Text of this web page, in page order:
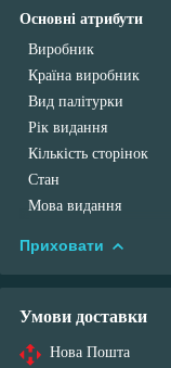
Основні атрибути
Виробник
Країна виробник
Вид палітурки
Рік видання
Кількість сторінок
Стан
Мова видання
Приховати
Умови доставки
Нова Пошта